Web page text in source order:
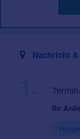
Nachricht
Ihr